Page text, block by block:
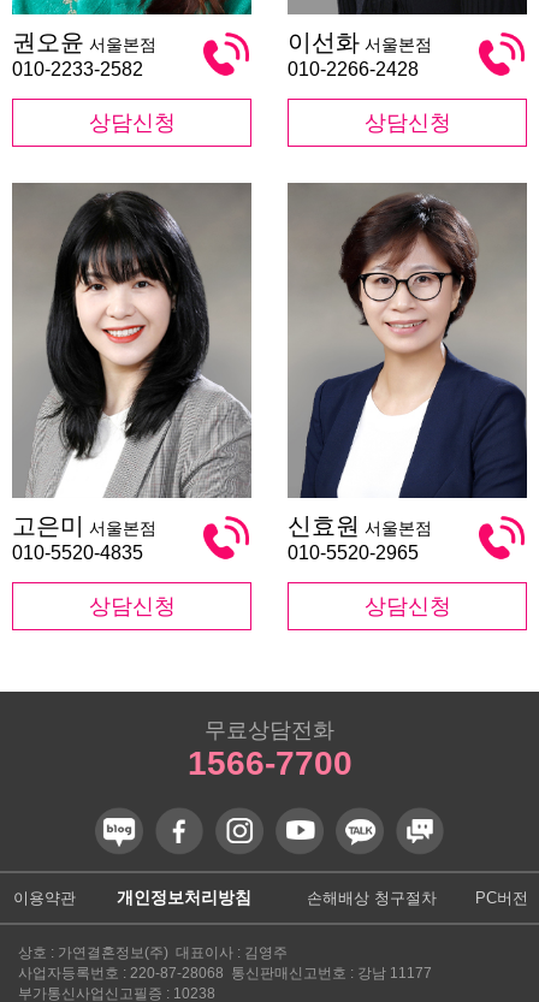
오
윤
권오윤 서울본점
010-2233-2582
상담신청
선
화
이선화 서울본점
010-2266-2428
상담신청
은
미
고은미 서울본점
010-5520-4835
상담신청
효
원
신효원 서울본점
010-5520-2965
상담신청
무료상담전화
1566-7700
이용약관 개인정보처리방침 손해배상 청구절차 PC버전
상호 : 가연결혼정보(주) 대표이사 : 김영주
사업자등록번호 : 220-87-28068 통신판매신고번호 : 강남 11177
부가통신사업신고필증 : 10238